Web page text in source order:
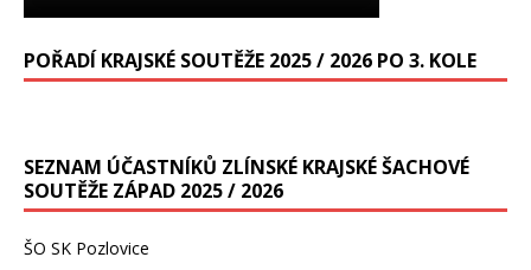
POŘADÍ KRAJSKÉ SOUTĚŽE 2025 / 2026 PO 3. KOLE
SEZNAM ÚČASTNÍKŮ ZLÍNSKÉ KRAJSKÉ ŠACHOVÉ
SOUTĚŽE ZÁPAD 2025 / 2026
ŠO SK Pozlovice